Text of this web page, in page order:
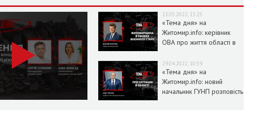
13.05.2022, 13:25
«Тема дня» на
Житомир.info: керівник
ОВА про життя області в
29.04.2022, 10:59
«Тема дня» на
Житомир.info: новий
начальник ГУНП розповість